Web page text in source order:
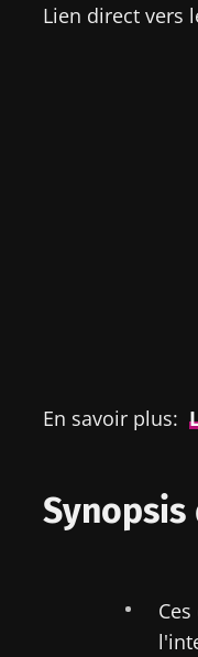
Lien direct vers
En savoir plus:
Synopsis